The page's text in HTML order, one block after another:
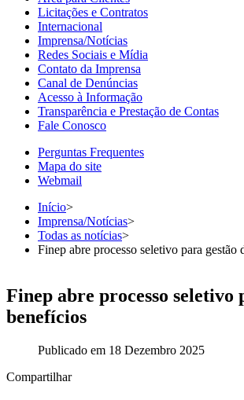
Licitações e Contratos
Internacional
Imprensa/Notícias
Redes Sociais e Mídia
Contato da Imprensa
Canal de Denúncias
Acesso à Informação
Transparência e Prestação de Contas
Fale Conosco
Perguntas Frequentes
Mapa do site
Webmail
Início>
Imprensa/Notícias>
Todas as notícias>
Finep abre processo seletivo para gestão
Finep abre processo seletivo
benefícios
Publicado em 18 Dezembro 2025
Compartilhar